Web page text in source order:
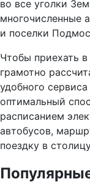
во все уголки
многочисленные
и поселки
Чтобы приехать
грамотно
удобного
оптимальный
расписанием
автобусов,
поездку в